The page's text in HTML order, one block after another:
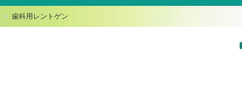
歯科用レントゲン